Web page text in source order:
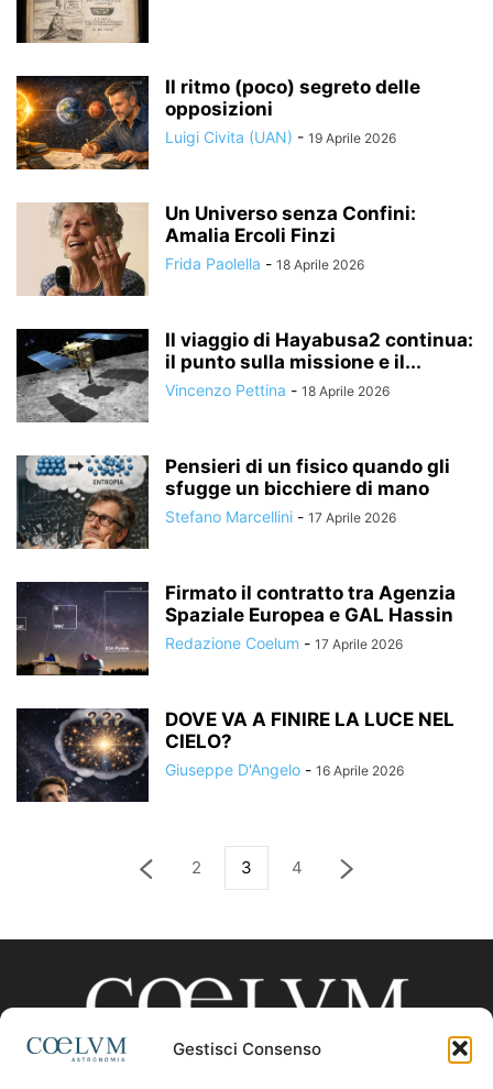
Gestisci Consenso
Il ritmo (poco) segreto delle
opposizioni
Luigi Civita (UAN) - 19 Aprile 2026
Un Universo senza Confini:
Amalia Ercoli Finzi
Frida Paolella - 18 Aprile 2026
Il viaggio di Hayabusa2 continua:
il punto sulla missione e il...
Vincenzo Pettina - 18 Aprile 2026
Pensieri di un fisico quando gli
sfugge un bicchiere di mano
Stefano Marcellini - 17 Aprile 2026
Firmato il contratto tra Agenzia
Spaziale Europea e GAL Hassin
Redazione Coelum - 17 Aprile 2026
DOVE VA A FINIRE LA LUCE NEL
CIELO?
Giuseppe D'Angelo - 16 Aprile 2026
2 3 4